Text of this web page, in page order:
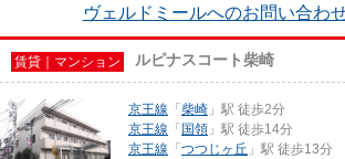
ヴェルドミールへのお問い合わ
賃貸｜マンション ルピナスコート柴崎
京王線 「 柴崎 」駅 徒歩2分
京王線 「 国領 」駅 徒歩14分
京王線 「 つつじヶ丘 」駅 徒歩13分